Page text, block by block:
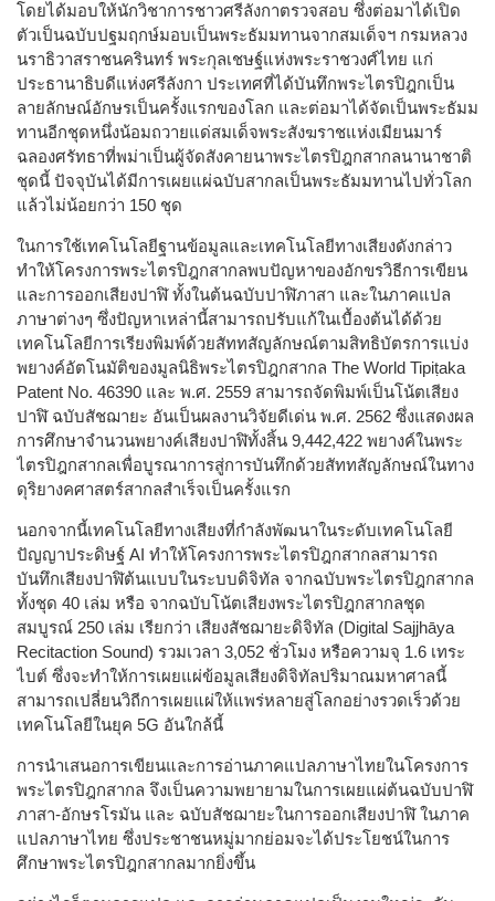
โดยได้มอบให้นักวิชาการชาวศรีลังกาตรวจสอบ ซึ่งต่อมาได้เปิด
ตัวเป็นฉบับปฐมฤกษ์มอบเป็นพระธัมมทานจากสมเด็จฯ กรมหลวง
นราธิวาสราชนครินทร์ พระกุลเชษฐ์แห่งพระราชวงศ์ไทย แก่
ประธานาธิบดีแห่งศรีลังกา ประเทศที่ได้บันทึกพระไตรปิฎกเป็น
ลายลักษณ์อักษรเป็นครั้งแรกของโลก และต่อมาได้จัดเป็นพระธัมม
ทานอีกชุดหนึ่งน้อมถวายแด่สมเด็จพระสังฆราชแห่งเมียนมาร์
ฉลองศรัทธาที่พม่าเป็นผู้จัดสังคายนาพระไตรปิฎกสากลนานาชาติ
ชุดนี้ ปัจจุบันได้มีการเผยแผ่ฉบับสากลเป็นพระธัมมทานไปทั่วโลก
แล้วไม่น้อยกว่า 150 ชุด
ในการใช้เทคโนโลยีฐานข้อมูลและเทคโนโลยีทางเสียงดังกล่าว
ทำให้โครงการพระไตรปิฎกสากลพบปัญหาของอักขรวิธีการเขียน
และการออกเสียงปาฬิ ทั้งในต้นฉบับปาฬิภาสา และในภาคแปล
ภาษาต่างๆ ซึ่งปัญหาเหล่านี้สามารถปรับแก้ในเบื้องต้นได้ด้วย
เทคโนโลยีการเรียงพิมพ์ด้วยสัททสัญลักษณ์ตามสิทธิบัตรการแบ่ง
พยางค์อัตโนมัติของมูลนิธิพระไตรปิฎกสากล The World Tipiṭaka
Patent No. 46390 และ พ.ศ. 2559 สามารถจัดพิมพ์เป็นโน้ตเสียง
ปาฬิ ฉบับสัชฌายะ อันเป็นผลงานวิจัยดีเด่น พ.ศ. 2562 ซึ่งแสดงผล
การศึกษาจำนวนพยางค์เสียงปาฬิทั้งสิ้น 9,442,422 พยางค์ในพระ
ไตรปิฎกสากลเพื่อบูรณาการสู่การบันทึกด้วยสัททสัญลักษณ์ในทาง
ดุริยางคศาสตร์สากลสำเร็จเป็นครั้งแรก
นอกจากนี้เทคโนโลยีทางเสียงที่กำลังพัฒนาในระดับเทคโนโลยี
ปัญญาประดิษฐ์ AI ทำให้โครงการพระไตรปิฎกสากลสามารถ
บันทึกเสียงปาฬิต้นแบบในระบบดิจิทัล จากฉบับพระไตรปิฎกสากล
ทั้งชุด 40 เล่ม หรือ จากฉบับโน้ตเสียงพระไตรปิฎกสากลชุด
สมบูรณ์ 250 เล่ม เรียกว่า เสียงสัชฌายะดิจิทัล (Digital Sajjhāya
Recitaction Sound) รวมเวลา 3,052 ชั่วโมง หรือความจุ 1.6 เทระ
ไบต์ ซึ่งจะทำให้การเผยแผ่ข้อมูลเสียงดิจิทัลปริมาณมหาศาลนี้
สามารถเปลี่ยนวิถีการเผยแผ่ให้แพร่หลายสู่โลกอย่างรวดเร็วด้วย
เทคโนโลยีในยุค 5G อันใกล้นี้
การนำเสนอการเขียนและการอ่านภาคแปลภาษาไทยในโครงการ
พระไตรปิฎกสากล จึงเป็นความพยายามในการเผยแผ่ต้นฉบับปาฬิ
ภาสา-อักษรโรมัน และ ฉบับสัชฌายะในการออกเสียงปาฬิ ในภาค
แปลภาษาไทย ซึ่งประชาชนหมู่มากย่อมจะได้ประโยชน์ในการ
ศึกษาพระไตรปิฎกสากลมากยิ่งขึ้น